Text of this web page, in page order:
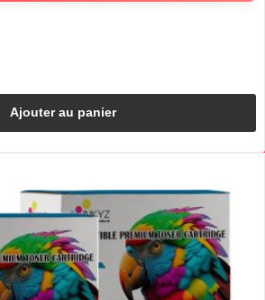
Ajouter au panier